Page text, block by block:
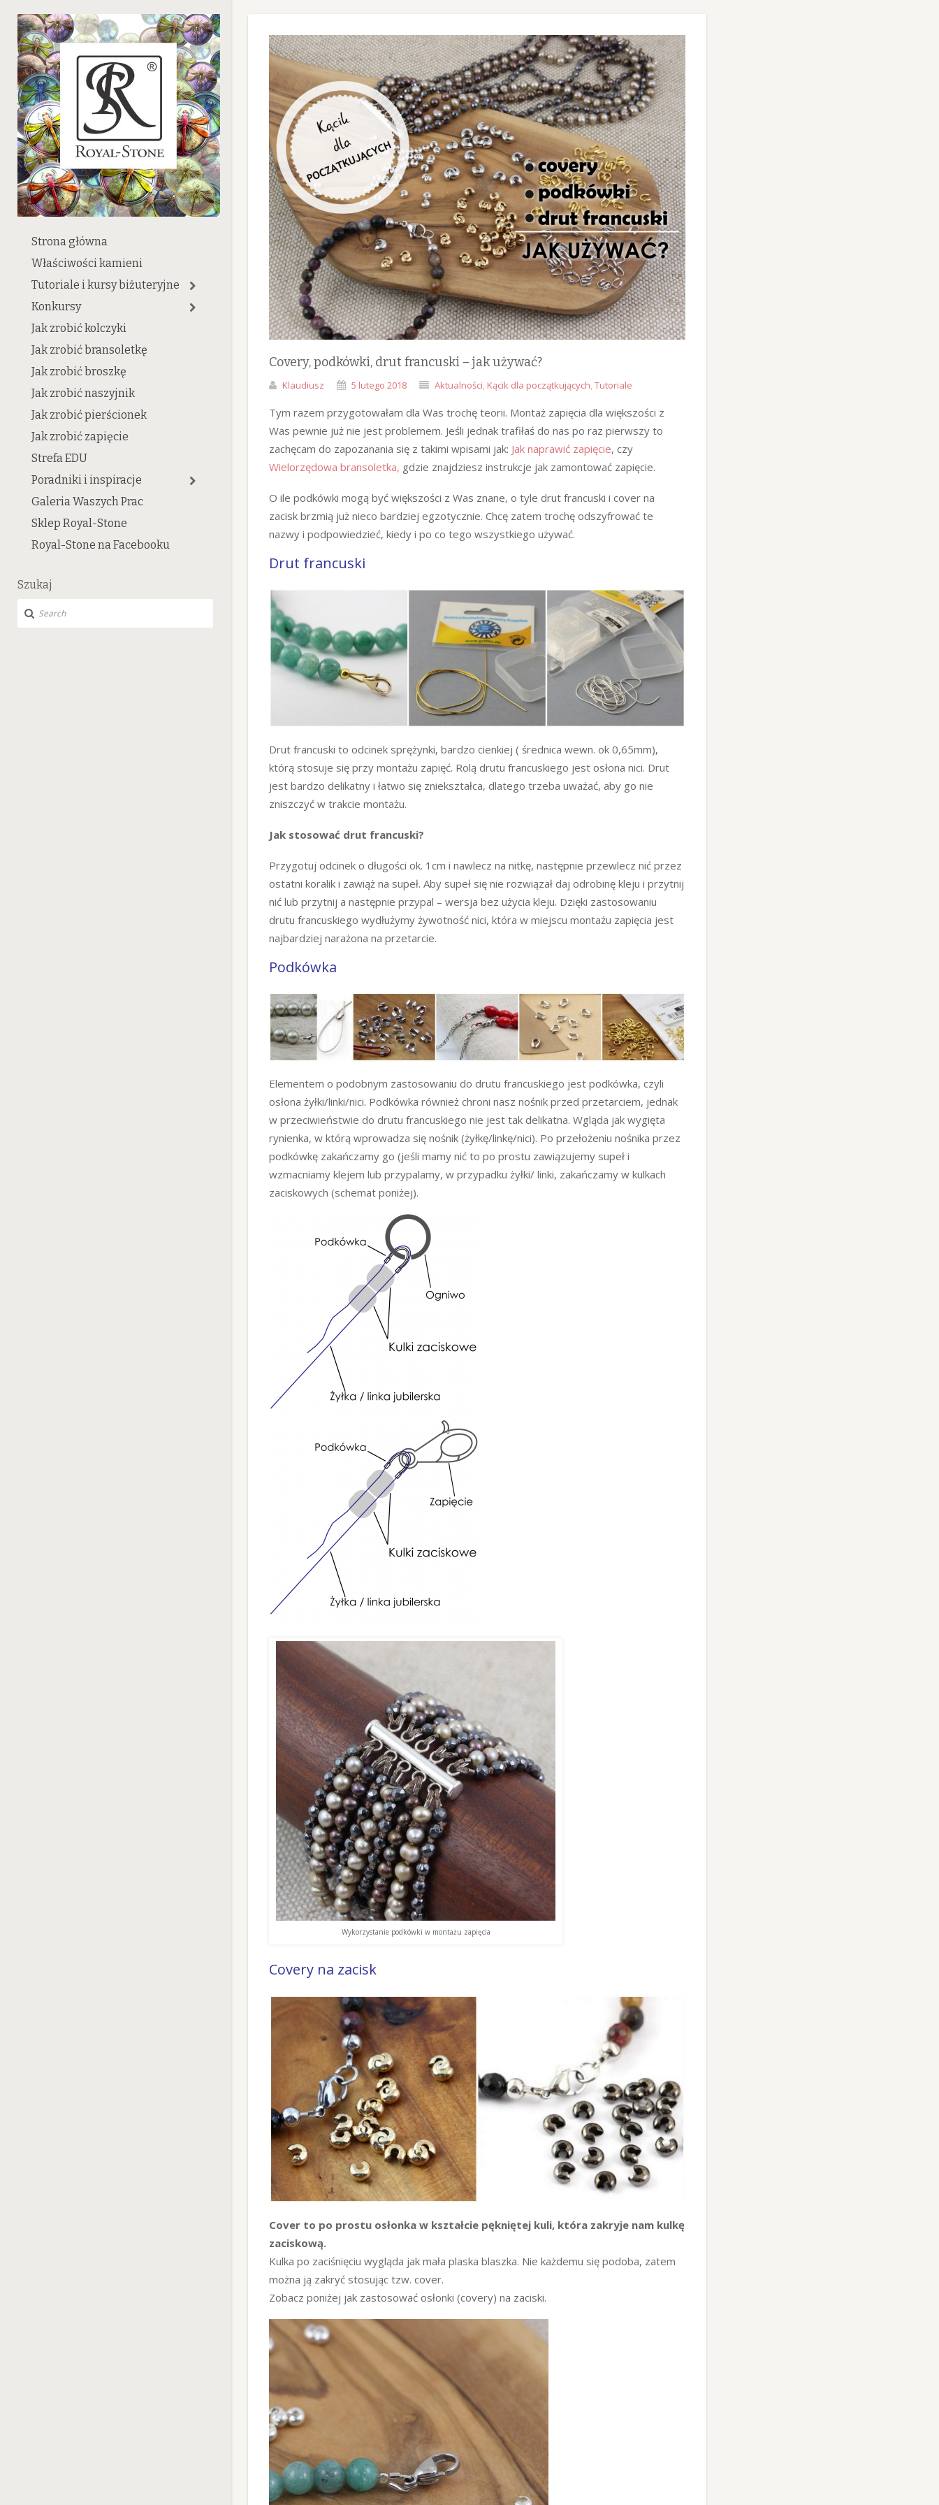
Strona główna
Właściwości kamieni
Tutoriale i kursy biżuteryjne
Konkursy
Jak zrobić kolczyki
Jak zrobić bransoletkę
Jak zrobić broszkę
Jak zrobić naszyjnik
Jak zrobić pierścionek
Jak zrobić zapięcie
Strefa EDU
Poradniki i inspiracje
Galeria Waszych Prac
Sklep Royal-Stone
Royal-Stone na Facebooku
Szukaj
Covery, podkówki, drut francuski – jak używać?
Klaudiusz 5 lutego 2018 Aktualności, Kącik dla początkujących, Tutoriale
Tym razem przygotowałam dla Was trochę teorii. Montaż zapięcia dla większości z
Was pewnie już nie jest problemem. Jeśli jednak trafiłaś do nas po raz pierwszy to
zachęcam do zapozanania się z takimi wpisami jak: Jak naprawić zapięcie, czy
Wielorzędowa bransoletka, gdzie znajdziesz instrukcje jak zamontować zapięcie.
O ile podkówki mogą być większości z Was znane, o tyle drut francuski i cover na
zacisk brzmią już nieco bardziej egzotycznie. Chcę zatem trochę odszyfrować te
nazwy i podpowiedzieć, kiedy i po co tego wszystkiego używać.
Drut francuski
Drut francuski to odcinek sprężynki, bardzo cienkiej ( średnica wewn. ok 0,65mm),
którą stosuje się przy montażu zapięć. Rolą drutu francuskiego jest osłona nici. Drut
jest bardzo delikatny i łatwo się zniekształca, dlatego trzeba uważać, aby go nie
zniszczyć w trakcie montażu.
Jak stosować drut francuski?
Przygotuj odcinek o długości ok. 1cm i nawlecz na nitkę, następnie przewlecz nić przez
ostatni koralik i zawiąż na supeł. Aby supeł się nie rozwiązał daj odrobinę kleju i przytnij
nić lub przytnij a następnie przypal – wersja bez użycia kleju. Dzięki zastosowaniu
drutu francuskiego wydłużymy żywotność nici, która w miejscu montażu zapięcia jest
najbardziej narażona na przetarcie.
Podkówka
Elementem o podobnym zastosowaniu do drutu francuskiego jest podkówka, czyli
osłona żyłki/linki/nici. Podkówka również chroni nasz nośnik przed przetarciem, jednak
w przeciwieństwie do drutu francuskiego nie jest tak delikatna. Wgląda jak wygięta
rynienka, w którą wprowadza się nośnik (żyłkę/linkę/nici). Po przełożeniu nośnika przez
podkówkę zakańczamy go (jeśli mamy nić to po prostu zawiązujemy supeł i
wzmacniamy klejem lub przypalamy, w przypadku żyłki/ linki, zakańczamy w kulkach
zaciskowych (schemat poniżej).
Wykorzystanie podkówki w montażu zapięcia
Covery na zacisk
Cover to po prostu osłonka w kształcie pękniętej kuli, która zakryje nam kulkę
zaciskową.
Kulka po zaciśnięciu wygląda jak mała plaska blaszka. Nie każdemu się podoba, zatem
można ją zakryć stosując tzw. cover.
Zobacz poniżej jak zastosować osłonki (covery) na zaciski.